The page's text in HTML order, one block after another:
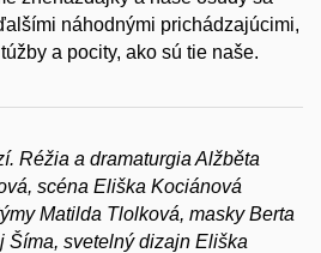
náhodnými prichádzajúcimi,
a pocity, ako sú tie naše.
Réžia a dramaturgia Alžběta
scéna Eliška Kociánová
Matilda Tlolková, masky Berta
Šíma, svetelný dizajn Eliška